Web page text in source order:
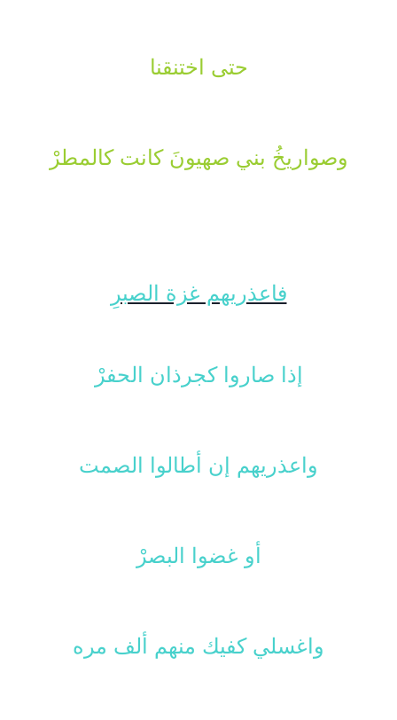
حتى اختنقنا
وصواريخُ بني صهيونَ كانت كالمطرْ
فاعذريهم غزة الصبرِ
إذا صاروا كجرذان الحفرْ
واعذريهم إن أطالوا الصمت
أو غضوا البصرْ
واغسلي كفيك منهم ألف مره